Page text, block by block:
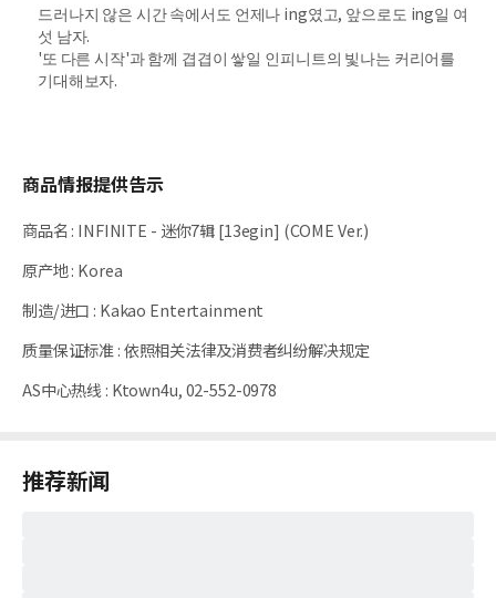
드러나지 않은 시간 속에서도 언제나 ing였고, 앞으로도 ing일 여
섯 남자.
'또 다른 시작'과 함께 겹겹이 쌓일 인피니트의 빛나는 커리어를
기대해보자.
商品情报提供告示
商品名: INFINITE - 迷你7辑 [13egin] (COME Ver.)
原产地: Korea
制造/进口 : Kakao Entertainment
质量保证标准 :依照相关法律及消费者纠纷解决规定
AS中心热线 : Ktown4u, 02-552-0978
推荐新闻